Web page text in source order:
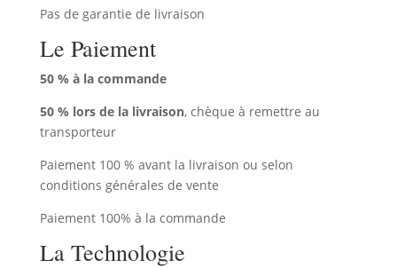
Pas de garantie de livraison
Le Paiement
50 % à la commande
50 % lors de la livraison, chèque à remettre au
transporteur
Paiement 100 % avant la livraison ou selon
conditions générales de vente
Paiement 100% à la commande
La Technologie